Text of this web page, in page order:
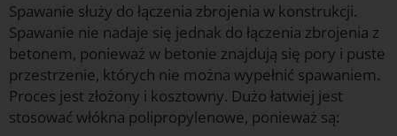
Spawanie służy do łączenia zbrojenia w konstrukcji.
Spawanie nie nadaje się jednak do łączenia zbrojenia z
betonem, ponieważ w betonie znajdują się pory i puste
przestrzenie, których nie można wypełnić spawaniem.
Proces jest złożony i kosztowny. Dużo łatwiej jest
stosować włókna polipropylenowe, ponieważ są: